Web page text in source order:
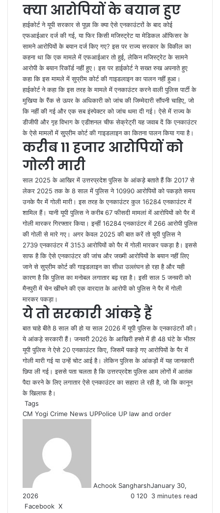
क्या आरोपियों के बयान हुए
हाईकोर्ट ने यूपी सरकार से पूछा कि क्या ऐसे एनकाउंटरों के बाद कोई
एफआईआर दर्ज की गई, या फिर किसी मजिस्ट्रेट या मेडिकल ऑफिसर के
सामने आरोपियों के बयान दर्ज किए गए? इस पर राज्य सरकार के विकील का
कहना था कि एक मामले में एफआईआर तो हुई, लेकिन मजिस्ट्रेट के सामने
आरोपी के बयान रिकॉर्ड नहीं हुए। इस पर हाईकोर्ट ने सख्त रुख अपनाते हुए
कहा कि इस मामले में सुप्रीम कोर्ट की गाइडलाइन का पालन नहीं हुआ।
हाईकोर्ट ने कहा कि इस तरह के मामले में एनकाउंटर करने वाली पुलिस पार्टी के
मुखिया के रैंक से ऊपर के अधिकारी को जांच की जिम्मेदारी सौंपनी चाहिए, जो
कि नहीं की गई और एक सब इंस्पेक्टर को जांच थमा दी गई। ऐसे में राज्य के
डीजीपी और गृह विभाग के एडीशनल चीफ सेक्रेट्री यह जवाब दें कि एनकाउंटर
के ऐसे मामलों में सु्प्रीम कोर्ट की गाइडलाइन का कितना पालन किया गया है।
करीब 11 हजार आरोपियों को
गोली मारी
साल 2025 के आखिर में उत्तरप्रदेश पुलिस के आंकड़े बताते हैं कि 2017 से
लेकर 2025 तक के 8 साल में पुलिस ने 10990 आरोपियों को पकड़ते समय
उनके पैर में गोली मारी। इस तरह के एनकाउंटर कुल 16284 एनकाउंटर में
शामिल हैं। यानी यूपी पुलिस ने करीब 67 फीसदी मामलां में आरोपियों को पैर में
गोली मारकर गिरफ्तार किया। इन्हीं 16284 एनकाउंटर में 266 आरोपी पुलिस
की गोली से मारे गए। अगर केवल 2025 की बात करें तो यूपी पुलिस ने
2739 एनकाउंटर में 3153 आरोपियों को पैर में गोली मारकर पकड़ा है। इससे
साफ है कि ऐसे एनकाउंटर की जांच और जख्मी आरोपियों के बयान नहीं लिए
जाने से सुप्रीम कोर्ट की गाइडलाइन का सीधा उल्लंघन हो रहा है और यही
कारण है कि पुलिस का मनोबल लगातार बढ़ रहा है। इसी साल 5 जनवरी को
मैनपुरी में चेन खींचने की एक वारदात के आरोपी को पुलिस ने पैर में गोली
मारकर पकड़ा।
ये तो सरकारी आंकड़े हैं
बात चाहे बीते 8 साल की हो या साल 2026 में यूपी पुलिस के एनकाउंटरों की।
ये आंकड़े सरकारी हैं। जनवरी 2026 के आखिरी हफ्ते में ही 48 घंटे के भीतर
यूपी पुलिस ने ऐसे 20 एनकाउंटर किए, जिसमें पकड़े गए आरोपियों के पैर में
गोली मारी गई या उन्हें चोट आई है। लेकिन पुलिस के आंकड़ों में यह जानकारी
छिपा ली गई। इससे पता चलता है कि उत्तरप्रदेश पुलिस आम लोगों में आतंक
पैदा करने के लिए लगातार ऐसे एनकाउंटर का सहारा ले रही है, जो कि कानून
के खिलाफ है।
Tags
CM Yogi Crime News UPPolice UP law and order
Achook SangharshJanuary 30,
2026
0 120 3 minutes read
Facebook X